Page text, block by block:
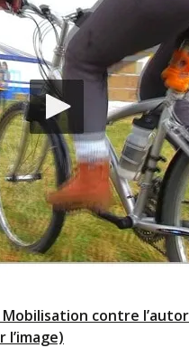
Mobilisation contre
l’image)